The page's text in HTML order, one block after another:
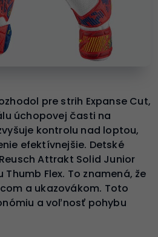
pre strih Expanse Cut,
úchopovej časti na
kontrolu nad loptou,
efektívnejšie. Detské
Attrakt Solid Junior
Flex. To znamená, že
a ukazovákom. Toto
a voľnosť pohybu